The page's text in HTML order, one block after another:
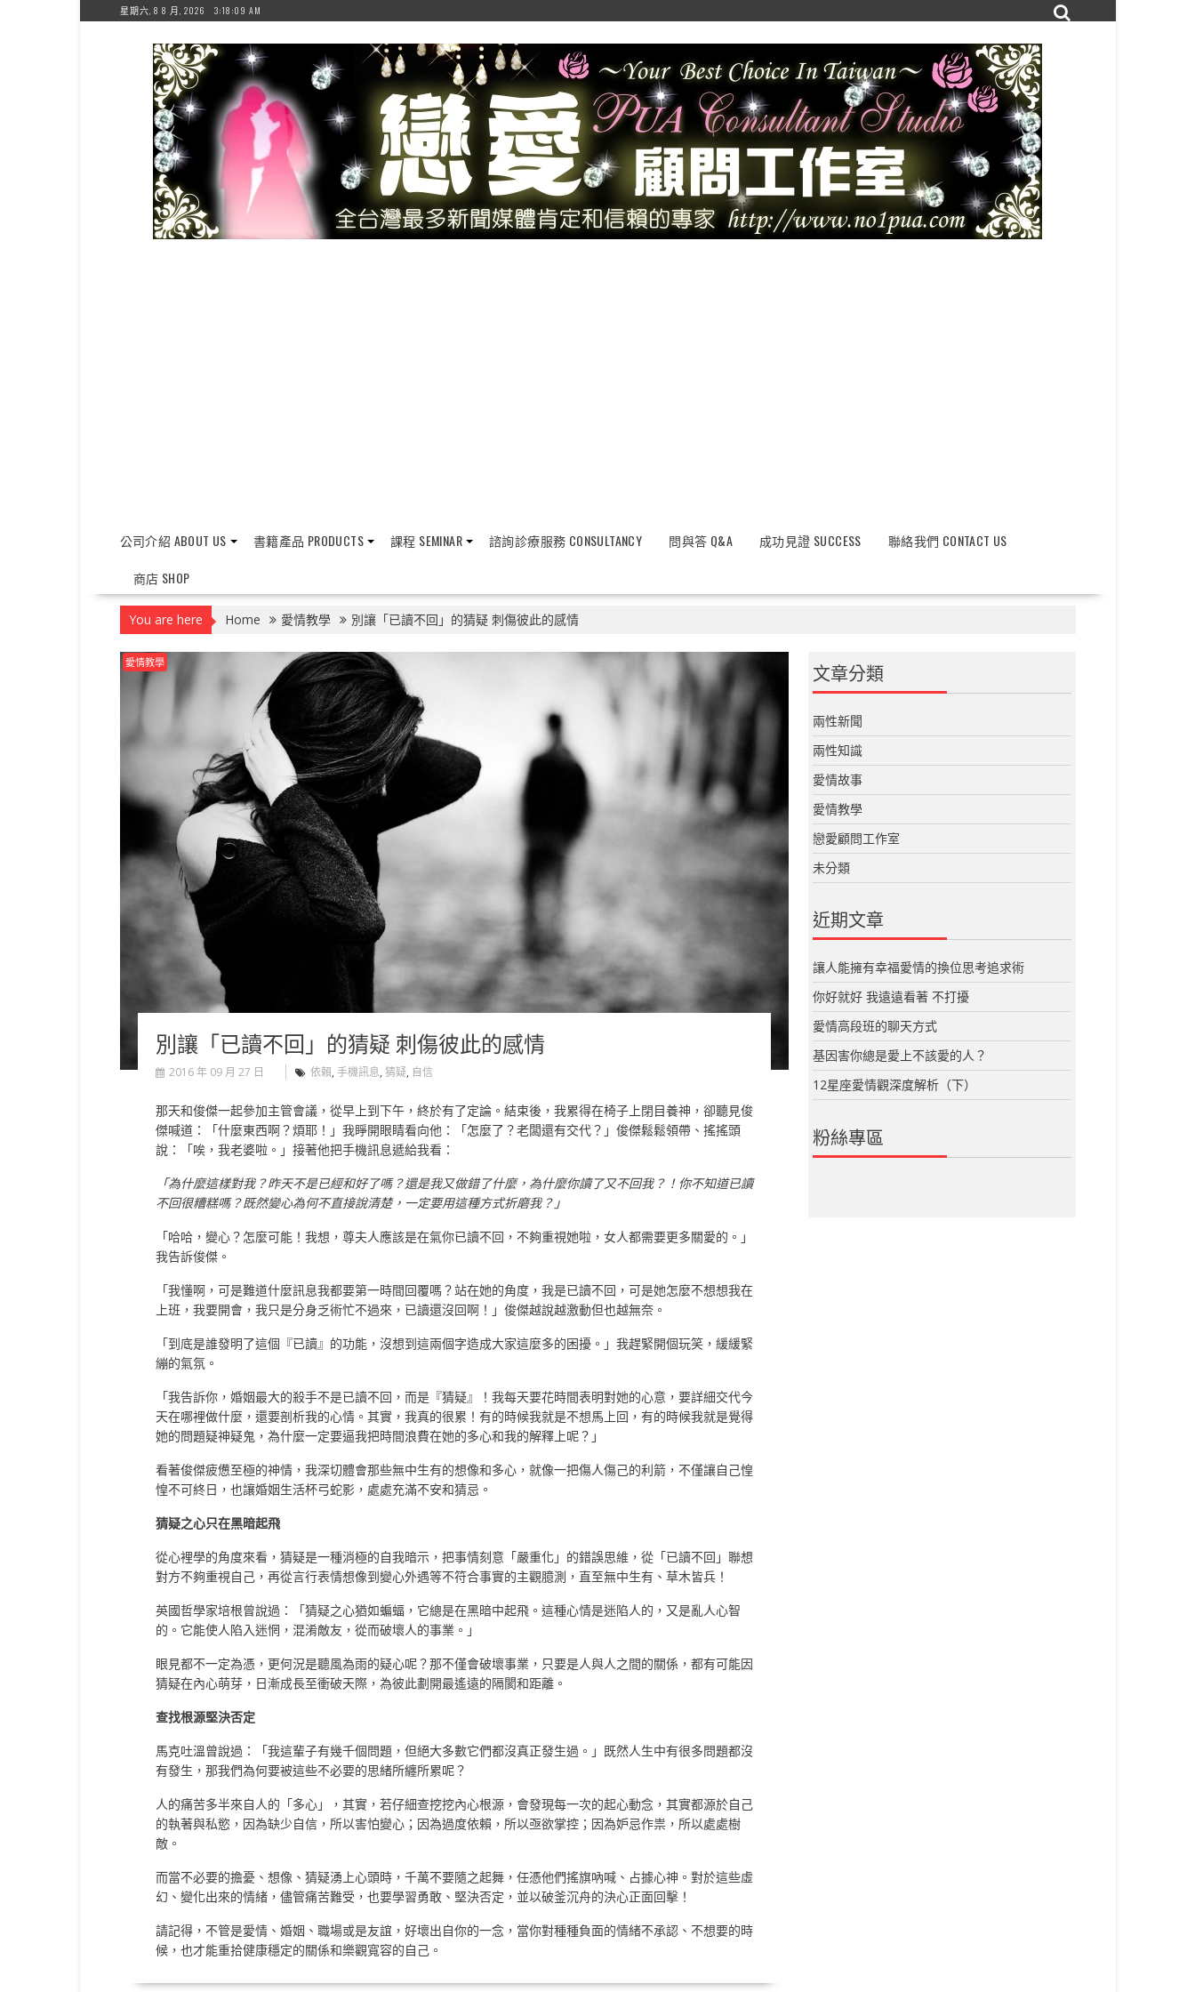
星期六, 8 8 月, 2026 3:18:10 AM
公司介紹 ABOUT US 書籍產品 PRODUCTS 課程 SEMINAR 諮詢診療服務 CONSULTANCY 問與答 Q&A 成功見證 SUCCESS
聯絡我們 CONTACT US
商店 SHOP
You are here Home 愛情教學 別讓「已讀不回」的猜疑 刺傷彼此的感情
愛情教學
別讓「已讀不回」的猜疑 刺傷彼此的感情
2016 年 09 月 27 日 依賴, 手機訊息, 猜疑, 自信
那天和俊傑一起參加主管會議，從早上到下午，終於有了定論。結束後，我累得在椅子上閉目養神，卻聽見俊
傑喊道：「什麼東西啊？煩耶！」我睜開眼睛看向他：「怎麼了？老闆還有交代？」俊傑鬆鬆領帶、搖搖頭
說：「唉，我老婆啦。」接著他把手機訊息遞給我看：
「為什麼這樣對我？昨天不是已經和好了嗎？還是我又做錯了什麼，為什麼你讀了又不回我？！你不知道已讀
不回很糟糕嗎？既然變心為何不直接說清楚，一定要用這種方式折磨我？」
「哈哈，變心？怎麼可能！我想，尊夫人應該是在氣你已讀不回，不夠重視她啦，女人都需要更多關愛的。」
我告訴俊傑。
「我懂啊，可是難道什麼訊息我都要第一時間回覆嗎？站在她的角度，我是已讀不回，可是她怎麼不想想我在
上班，我要開會，我只是分身乏術忙不過來，已讀還沒回啊！」俊傑越說越激動但也越無奈。
「到底是誰發明了這個『已讀』的功能，沒想到這兩個字造成大家這麼多的困擾。」我趕緊開個玩笑，緩緩緊
繃的氣氛。
「我告訴你，婚姻最大的殺手不是已讀不回，而是『猜疑』！我每天要花時間表明對她的心意，要詳細交代今
天在哪裡做什麼，還要剖析我的心情。其實，我真的很累！有的時候我就是不想馬上回，有的時候我就是覺得
她的問題疑神疑鬼，為什麼一定要逼我把時間浪費在她的多心和我的解釋上呢？」
看著俊傑疲憊至極的神情，我深切體會那些無中生有的想像和多心，就像一把傷人傷己的利箭，不僅讓自己惶
惶不可終日，也讓婚姻生活杯弓蛇影，處處充滿不安和猜忌。
猜疑之心只在黑暗起飛
從心裡學的角度來看，猜疑是一種消極的自我暗示，把事情刻意「嚴重化」的錯誤思維，從「已讀不回」聯想
對方不夠重視自己，再從言行表情想像到變心外遇等不符合事實的主觀臆測，直至無中生有、草木皆兵！
英國哲學家培根曾說過：「猜疑之心猶如蝙蝠，它總是在黑暗中起飛。這種心情是迷陷人的，又是亂人心智
的。它能使人陷入迷惘，混淆敵友，從而破壞人的事業。」
眼見都不一定為憑，更何況是聽風為雨的疑心呢？那不僅會破壞事業，只要是人與人之間的關係，都有可能因
猜疑在內心萌芽，日漸成長至衝破天際，為彼此劃開最遙遠的隔閡和距離。
查找根源堅決否定
馬克吐溫曾說過：「我這輩子有幾千個問題，但絕大多數它們都沒真正發生過。」既然人生中有很多問題都沒
有發生，那我們為何要被這些不必要的思緒所纏所累呢？
人的痛苦多半來自人的「多心」，其實，若仔細查挖挖內心根源，會發現每一次的起心動念，其實都源於自己
的執著與私慾，因為缺少自信，所以害怕變心；因為過度依賴，所以亟欲掌控；因為妒忌作祟，所以處處樹
敵。
而當不必要的擔憂、想像、猜疑湧上心頭時，千萬不要隨之起舞，任憑他們搖旗吶喊、占據心神。對於這些虛
幻、變化出來的情緒，儘管痛苦難受，也要學習勇敢、堅決否定，並以破釜沉舟的決心正面回擊！
請記得，不管是愛情、婚姻、職場或是友誼，好壞出自你的一念，當你對種種負面的情緒不承認、不想要的時
候，也才能重拾健康穩定的關係和樂觀寬容的自己。
文章分類
兩性新聞
兩性知識
愛情故事
愛情教學
戀愛顧問工作室
未分類
近期文章
讓人能擁有幸福愛情的換位思考追求術
你好就好 我遠遠看著 不打擾
愛情高段班的聊天方式
基因害你總是愛上不該愛的人？
12星座愛情觀深度解析（下）
粉絲專區